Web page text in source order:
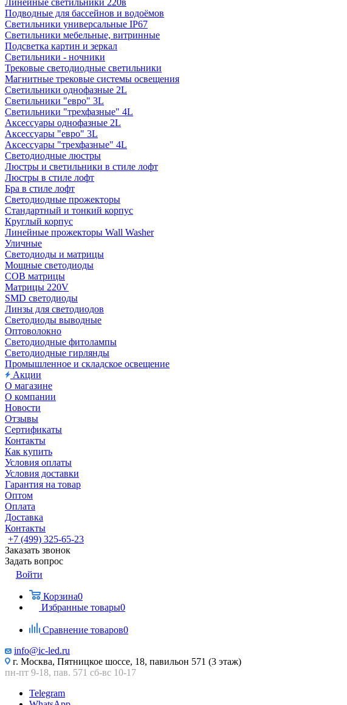
Линейные светильники 220в
Подводные для бассейнов и водоёмов
Светильники универсальные IP67
Светильники мебельные, витринные
Подсветка картин и зеркал
Светильники - ночники
Трековые светодиодные светильники
Магнитные трековые системы освещения
Светильники однофазные 2L
Светильники "евро" 3L
Светильники "трехфазные" 4L
Аксессуары однофазные 2L
Аксессуары "евро" 3L
Аксессуары "трехфазные" 4L
Светодиодные люстры
Люстры и светильники в стиле лофт
Люстры в стиле лофт
Бра в стиле лофт
Светодиодные прожекторы
Стандартный и тонкий корпус
Круглый корпус
Линейные прожекторы Wall Washer
Уличные
Светодиоды и матрицы
Мощные светодиоды
COB матрицы
Матрицы 220V
SMD светодиоды
Линзы для светодиодов
Светодиоды выводные
Оптоволокно
Светодиодные фитолампы
Светодиодные гирлянды
Промышленное и складское освещение
Акции
О магазине
О компании
Новости
Отзывы
Сертификаты
Контакты
Как купить
Условия оплаты
Условия доставки
Гарантия на товар
Оптом
Оплата
Доставка
Контакты
+7 (499) 325-65-23
Заказать звонок
Задать вопрос
Войти
Корзина0
Избранные товары0
Сравнение товаров0
info@ic-led.ru
г. Москва, Пятницкое шоссе, 18, павильон 571 (3 этаж)
пн-пт 9-18, пав. 571 сб-вс 10-17
Telegram